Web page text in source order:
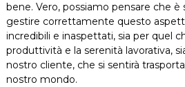
bene. Vero, possiamo pensare che
gestire correttamente questo
incredibili e inaspettati, sia per quel
produttività e la serenità lavorativa,
nostro cliente, che si sentirà
nostro mondo.